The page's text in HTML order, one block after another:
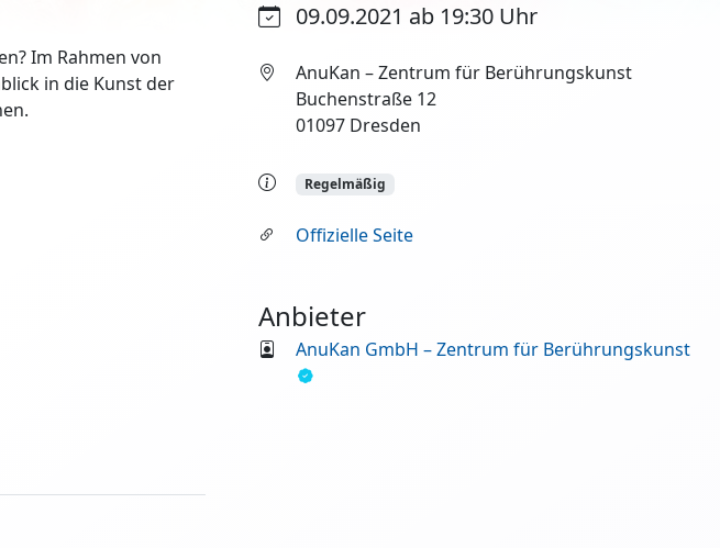
09.09.2021 ab 19:30 Uhr
AnuKan – Zentrum für Berührungskunst
Buchenstraße 12
01097 Dresden
Regelmäßig
Offizielle Seite
Anbieter
AnuKan GmbH – Zentrum für Berührungskunst
Im Rahmen von
in die Kunst der